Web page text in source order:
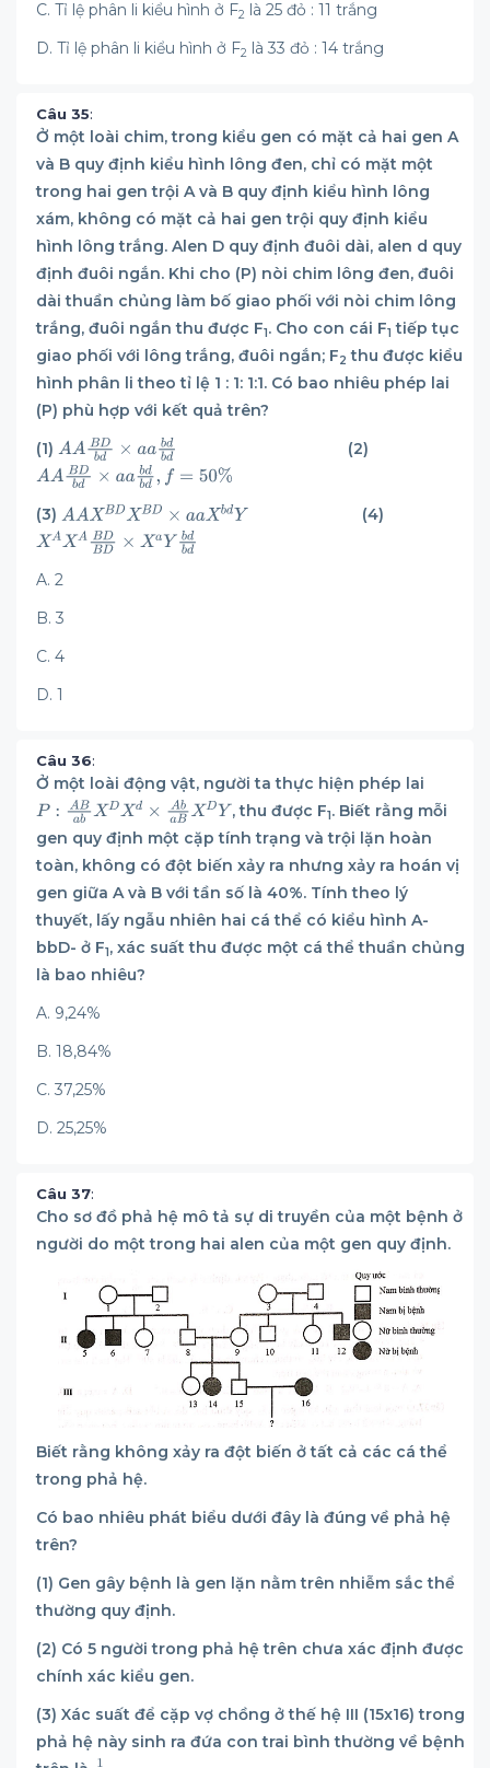
C. Tỉ lệ phân li kiểu hình ở F2
là 25 đỏ : 11 trắng
D. Tỉ lệ phân li kiểu hình ở F2 là 33 đỏ : 14 trắng
Câu 35:
Ở một loài chim, trong kiểu gen có mặt cả hai gen A
và B quy định kiểu hình lông đen, chỉ có mặt một
trong hai gen trội A và B quy định kiểu hình lông
xám, không có mặt cả hai gen trội quy định kiểu
hình lông trắng. Alen D quy định đuôi dài, alen d quy
định đuôi ngắn. Khi cho (P) nòi chim lông đen, đuôi
dài thuần chủng làm bố giao phối với nòi chim lông
trắng, đuôi ngắn thu được F1. Cho con cái F1 tiếp tục
giao phối với lông trắng, đuôi ngắn; F2 thu được kiểu
hình phân li theo tỉ lệ 1 : 1: 1:1. Có bao nhiêu phép lai
(P) phù hợp với kết quả trên?
(1)
(2)
(3) (4)
A. 2
B. 3
C. 4
D. 1
Câu 36:
Ở một loài động vật, người ta thực hiện phép lai
, thu được F1. Biết rằng mỗi
gen quy định một cặp tính trạng và trội lặn hoàn
toàn, không có đột biến xảy ra nhưng xảy ra hoán vị
gen giữa A và B với tần số là 40%. Tính theo lý
thuyết, lấy ngẫu nhiên hai cá thể có kiểu hình A-
bbD- ở F1, xác suất thu được một cá thể thuần chủng
là bao nhiêu?
A. 9,24%
B. 18,84%
C. 37,25%
D. 25,25%
Câu 37:
Cho sơ đồ phả hệ mô tả sự di truyền của một bệnh ở
người do một trong hai alen của một gen quy định.
Biết rằng không xảy ra đột biến ở tất cả các cá thể
trong phả hệ.
Có bao nhiêu phát biểu dưới đây là đúng về phả hệ
trên?
(1) Gen gây bệnh là gen lặn nằm trên nhiễm sắc thể
thường quy định.
(2) Có 5 người trong phả hệ trên chưa xác định được
chính xác kiểu gen.
(3) Xác suất để cặp vợ chồng ở thế hệ III (15x16) trong
phả hệ này sinh ra đứa con trai bình thường về bệnh